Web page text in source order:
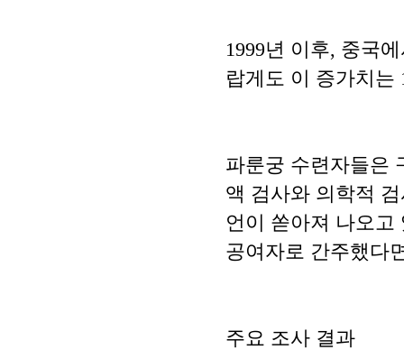
1999년 이후, 중국
랍게도 이 증가치는
파룬궁 수련자들은
액 검사와 의학적
언이 쏟아져 나오
공여자로 간주했다
주요 조사 결과